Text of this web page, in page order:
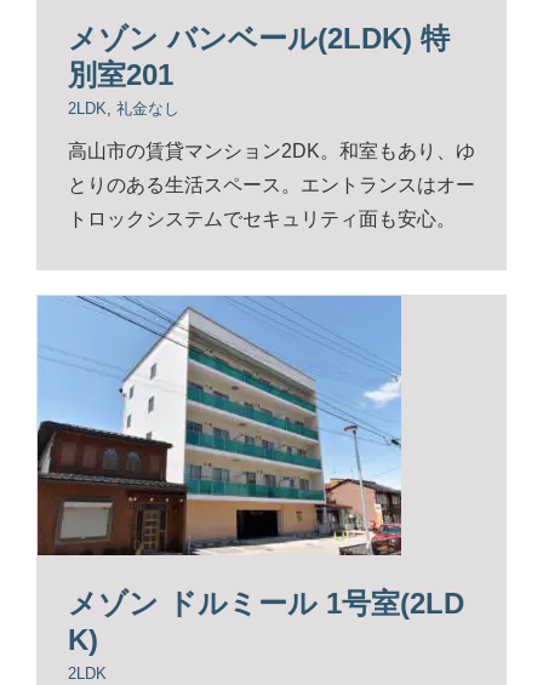
メゾン バンベール(2LDK) 特
別室201
2LDK, 礼金なし
高山市の賃貸マンション2DK。和室もあり、ゆ
とりのある生活スペース。エントランスはオー
トロックシステムでセキュリティ面も安心。
メゾン ドルミール 1号室(2LD
K)
2LDK